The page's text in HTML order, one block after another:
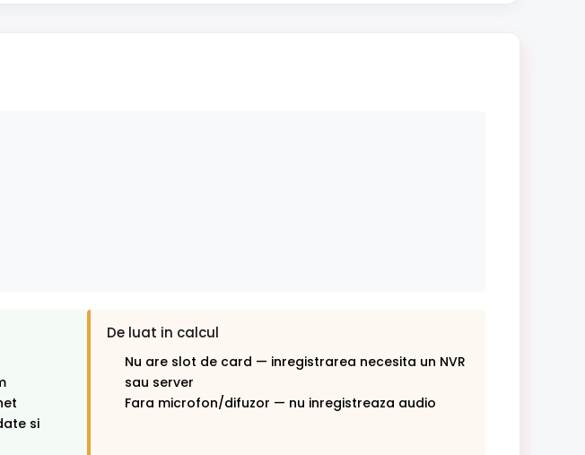
si
De luat in calcul
Nu are slot de card — inregistrarea necesita un NVR
sau server
Fara microfon/difuzor — nu inregistreaza audio